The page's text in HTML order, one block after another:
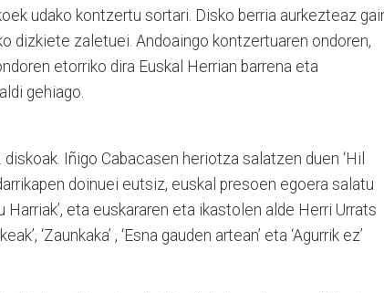
udako kontzertu sortari. Disko berria aurkezteaz
dizkiete zaletuei. Andoaingo kontzertuaren ondoren,
etorriko dira Euskal Herrian barrena eta
gehiago.
Iñigo Cabacasen heriotza salatzen duen ‘Hil
doinuei eutsiz, euskal presoen egoera salatu
Harriak’, eta euskararen eta ikastolen alde Herri Urrats
‘Zaunkaka’ , ‘Esna gauden artean’ eta ‘Agurrik ez’